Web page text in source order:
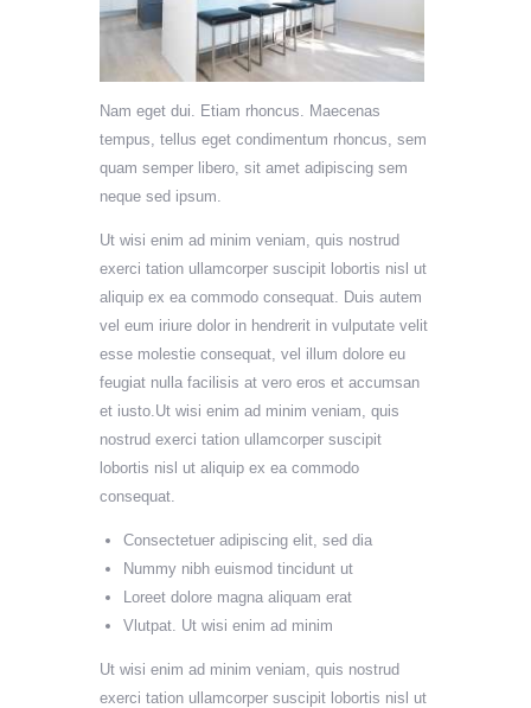
Nam eget dui. Etiam rhoncus. Maecenas
tempus, tellus eget condimentum rhoncus, sem
quam semper libero, sit amet adipiscing sem
neque sed ipsum.
Ut wisi enim ad minim veniam, quis nostrud
exerci tation ullamcorper suscipit lobortis nisl ut
aliquip ex ea commodo consequat. Duis autem
vel eum iriure dolor in hendrerit in vulputate velit
esse molestie consequat, vel illum dolore eu
feugiat nulla facilisis at vero eros et accumsan
et iusto.Ut wisi enim ad minim veniam, quis
nostrud exerci tation ullamcorper suscipit
lobortis nisl ut aliquip ex ea commodo
consequat.
Consectetuer adipiscing elit, sed dia
Nummy nibh euismod tincidunt ut
Loreet dolore magna aliquam erat
Vlutpat. Ut wisi enim ad minim
Ut wisi enim ad minim veniam, quis nostrud
exerci tation ullamcorper suscipit lobortis nisl ut